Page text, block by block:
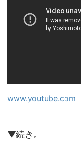
www.youtube.com
▼続き。